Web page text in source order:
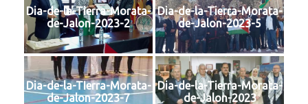
Dia-de-la-Tierra-Morata-
de-Jalon-2023-2
Dia-de-la-Tierra-Morata-
de-Jalon-2023-5
Dia-de-la-TIerra-Morata-
de-Jalon-2023-7
Dia-de-la-Tierra-Morata-
de-Jalon-2023